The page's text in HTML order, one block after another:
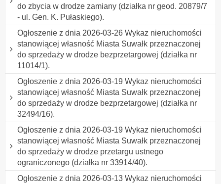
do zbycia w drodze zamiany (działka nr geod. 20879/7
- ul. Gen. K. Pułaskiego).
Ogłoszenie z dnia 2026-03-26 Wykaz nieruchomości
stanowiącej własność Miasta Suwałk przeznaczonej
do sprzedaży w drodze bezprzetargowej (działka nr
11014/1).
Ogłoszenie z dnia 2026-03-19 Wykaz nieruchomości
stanowiącej własność Miasta Suwałk przeznaczonej
do sprzedaży w drodze bezprzetargowej (działka nr
32494/16).
Ogłoszenie z dnia 2026-03-19 Wykaz nieruchomości
stanowiącej własność Miasta Suwałk przeznaczonej
do sprzedaży w drodze przetargu ustnego
ograniczonego (działka nr 33914/40).
Ogłoszenie z dnia 2026-03-13 Wykaz nieruchomości